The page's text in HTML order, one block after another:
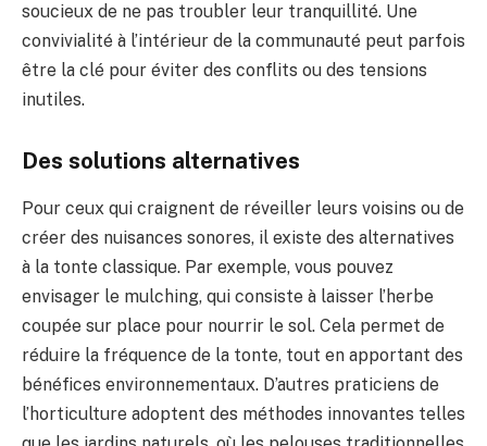
soucieux de ne pas troubler leur tranquillité. Une
convivialité à l’intérieur de la communauté peut parfois
être la clé pour éviter des conflits ou des tensions
inutiles.
Des solutions alternatives
Pour ceux qui craignent de réveiller leurs voisins ou de
créer des nuisances sonores, il existe des alternatives
à la tonte classique. Par exemple, vous pouvez
envisager le mulching, qui consiste à laisser l’herbe
coupée sur place pour nourrir le sol. Cela permet de
réduire la fréquence de la tonte, tout en apportant des
bénéfices environnementaux. D’autres praticiens de
l’horticulture adoptent des méthodes innovantes telles